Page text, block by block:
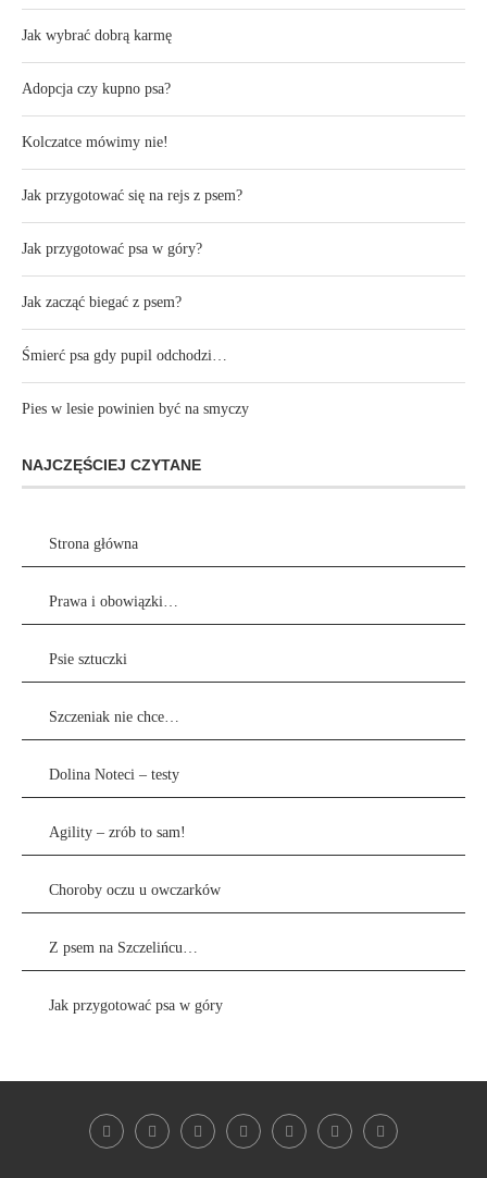
Jak wybrać dobrą karmę
Adopcja czy kupno psa?
Kolczatce mówimy nie!
Jak przygotować się na rejs z psem?
Jak przygotować psa w góry?
Jak zacząć biegać z psem?
Śmierć psa gdy pupil odchodzi…
Pies w lesie powinien być na smyczy
NAJCZĘŚCIEJ CZYTANE
Strona główna
Prawa i obowiązki…
Psie sztuczki
Szczeniak nie chce…
Dolina Noteci – testy
Agility – zrób to sam!
Choroby oczu u owczarków
Z psem na Szczelińcu…
Jak przygotować psa w góry